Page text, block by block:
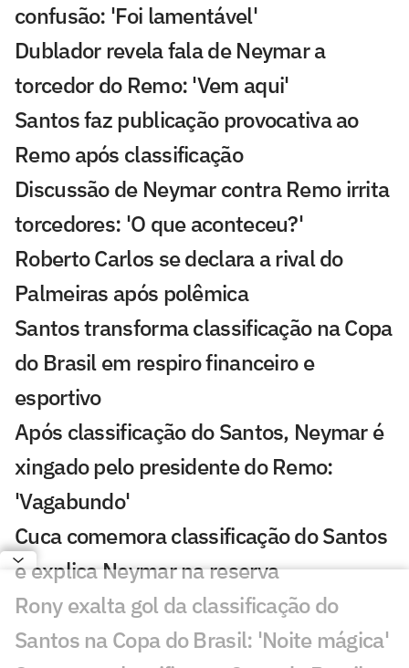
confusão: 'Foi lamentável'
Dublador revela fala de Neymar a
torcedor do Remo: 'Vem aqui'
Santos faz publicação provocativa ao
Remo após classificação
Discussão de Neymar contra Remo irrita
torcedores: 'O que aconteceu?'
Roberto Carlos se declara a rival do
Palmeiras após polêmica
Santos transforma classificação na Copa
do Brasil em respiro financeiro e
esportivo
Após classificação do Santos, Neymar é
xingado pelo presidente do Remo:
'Vagabundo'
Cuca comemora classificação do Santos
e explica Neymar na reserva
Rony exalta gol da classificação do
Santos na Copa do Brasil: 'Noite mágica'